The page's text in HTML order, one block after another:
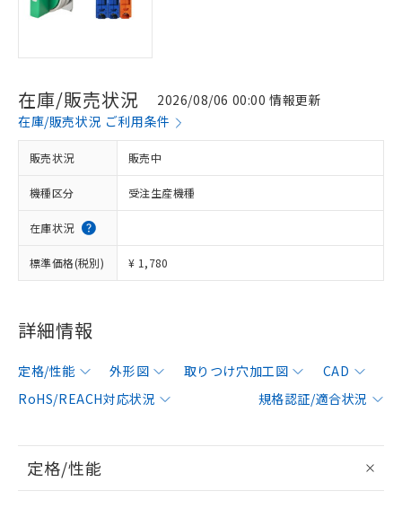
在庫/販売状況
2026/08/06 00:00 情報更新
在庫/販売状況 ご利用条件
販売状況 販売中
機種区分 受注生産機種
在庫状況
標準価格(税別) ¥ 1,780
詳細情報
定格/性能 外形図 取りつけ穴加工図
CAD
RoHS/REACH対応状況
規格認証/適合状況
定格/性能